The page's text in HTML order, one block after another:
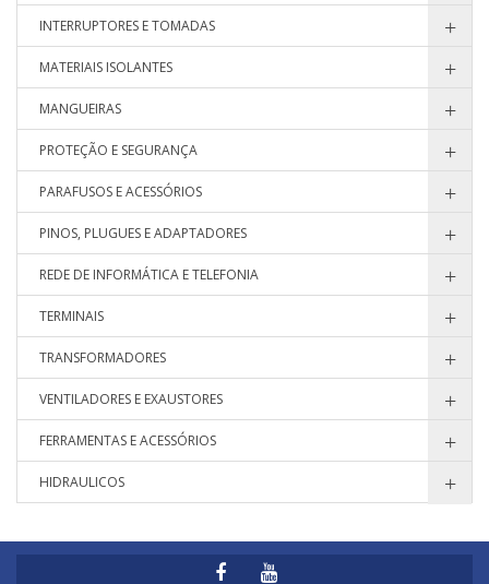
INTERRUPTORES E TOMADAS
MATERIAIS ISOLANTES
MANGUEIRAS
PROTEÇÃO E SEGURANÇA
PARAFUSOS E ACESSÓRIOS
PINOS, PLUGUES E ADAPTADORES
REDE DE INFORMÁTICA E TELEFONIA
TERMINAIS
TRANSFORMADORES
VENTILADORES E EXAUSTORES
FERRAMENTAS E ACESSÓRIOS
HIDRAULICOS